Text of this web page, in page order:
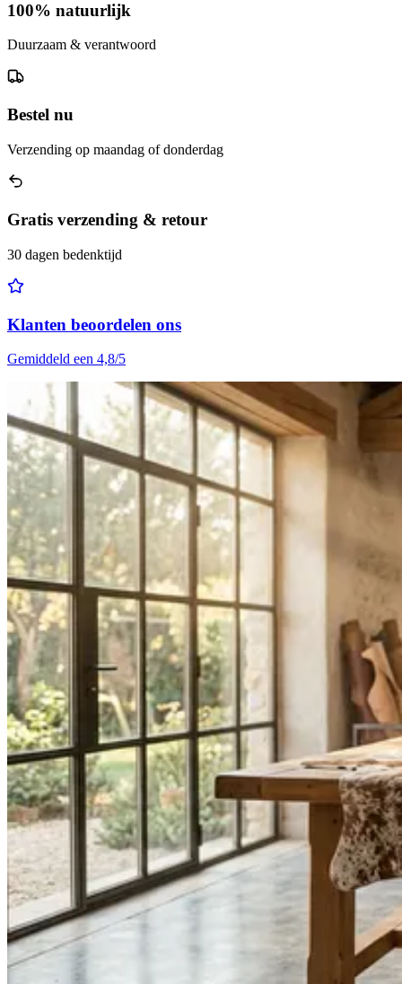
100% natuurlijk
Duurzaam & verantwoord
Bestel nu
Verzending op maandag of donderdag
Gratis verzending & retour
30 dagen bedenktijd
Klanten beoordelen ons
Gemiddeld een 4,8/5